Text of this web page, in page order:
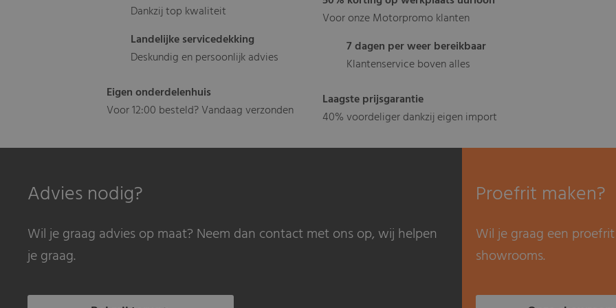
Dankzij top kwaliteit
Landelijke servicedekking
Deskundig en persoonlijk advies
Eigen onderdelenhuis
Voor 12:00 besteld? Vandaag verzonden
Voor onze Motorpromo klanten
7 dagen per weer bereikbaar
Klantenservice boven alles
Laagste prijsgarantie
40% voordeliger dankzij eigen import
Advies nodig?
Wil je graag advies op maat? Neem dan contact met ons op, wij helpen
je graag.
Proefrit maken?
Wil je graag een
showrooms.